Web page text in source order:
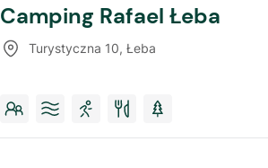
Camping Rafael Łeba
Turystyczna 10, Łeba